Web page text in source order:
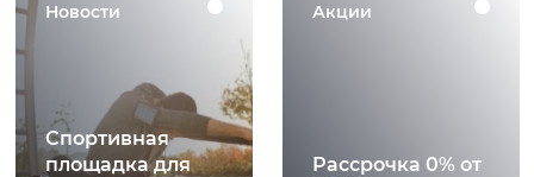
Новости
Спортивная
площадка для
Акции
Рассрочка 0% от